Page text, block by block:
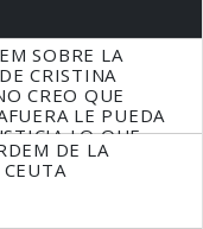
SOBRE LA
CRISTINA
CREO QUE
LE PUEDA
LO QUE
DE LA